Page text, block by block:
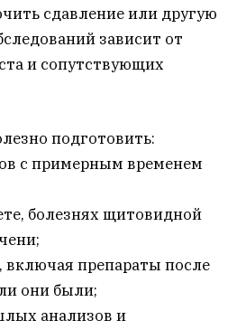
сдавление или другую
зависит от
и сопутствующих
подготовить:
с примерным временем
болезнях щитовидной
включая препараты после
они были;
анализов и